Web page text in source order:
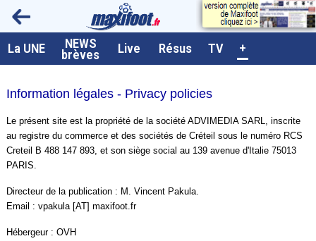
La UNE NEWS
brèves Live Résus TV +
Information légales - Privacy policies
Le présent site est la propriété de la société ADVIMEDIA SARL, inscrite
au registre du commerce et des sociétés de Créteil sous le numéro RCS
Creteil B 488 147 893, et son siège social au 139 avenue d'Italie 75013
PARIS.
Directeur de la publication : M. Vincent Pakula.
Email : vpakula [AT] maxifoot.fr
Hébergeur : OVH
A la UNE
Live / Matchs en direct
Résultats et Classements
Class. buteurs européens
Vidéos
Sondages